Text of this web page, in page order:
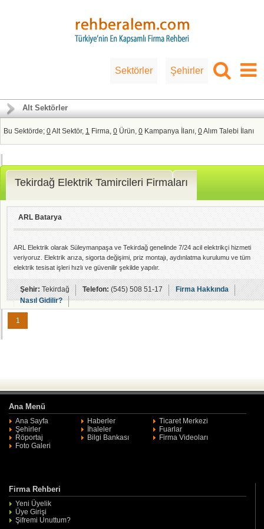
Sektörler Şehirler
Alt Sektörler
Bu Sektörde; 0Alt Sektör, 1 Firma, 0 Ürün, 0 Kampanya İlanı, 0Alım Talebi İlanı
Tekirdağ Elektrik Tamircileri Firmaları
ARL Batarya
ARL Elektrik olarak Süleymanpaşa ve Tekirdağ genelinde 7/24 acil elektrikçi hizmeti
veriyoruz. Elektrik arıza, sigorta değişimi, priz montajı, aydınlatma kurulumu ve tüm
elektrik tesisat işleri hızlı ve güvenilir şekilde yapılır.
Şehir:Tekirdağ Telefon:(545) 508 51-17
Firma Hakkında
Nasıl Gidilir?
1
Ana Menü
Ana Sayfa Haberler
Ticaret Merkezi
Şehirler
İhaleler
Fuarlar
Röportaj
Bilgi Bankası
Firma Videoları
Foto Galeri
Firma Rehberi
Yeni Üyelik
Üye Girişi
Şifremi Unuttum?